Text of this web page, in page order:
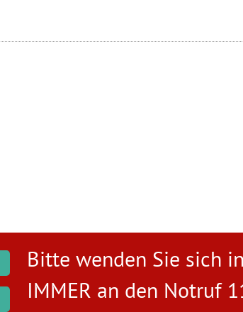
Bitte wenden Sie sich
IMMER an den Notruf